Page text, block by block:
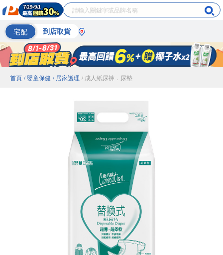
宅配 到店取貨
首頁 / 嬰童保健 / 居家護理 / 成人紙尿褲．尿墊